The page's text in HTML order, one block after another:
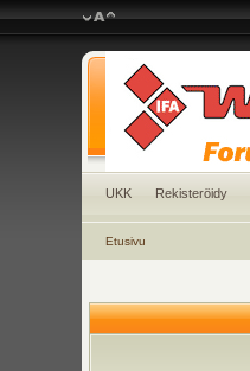
UKK Rekisteröidy
Etusivu